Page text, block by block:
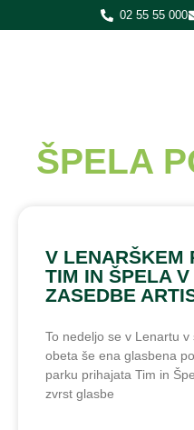
02 55 55 000
ŠPELA
V LENARŠKEM
TIM IN ŠPELA
ZASEDBE
To nedeljo se v Lenartu
obeta še ena glasbena
parku prihajata Tim in
zvrst glasbe